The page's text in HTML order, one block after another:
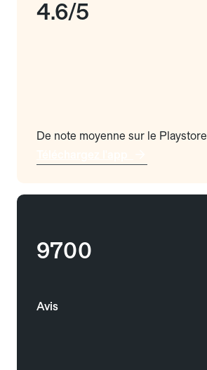
4.6/5
De note moyenne sur le Playstore
9700
Avis